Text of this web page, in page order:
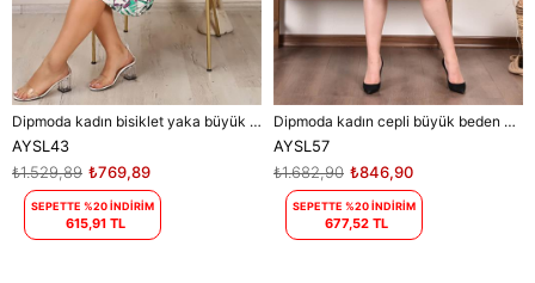
Dipmoda kadın bisiklet yaka büyük beden elbise DPAYSL43 - Mavi
AYSL43
₺769,89
₺1.529,89
SEPETTE %20 İNDİRİM
615,91 TL
Dipmoda kadın cepli büyük beden elbise DPAYSL57 - Mor
AYSL57
₺846,90
₺1.682,90
SEPETTE %20 İNDİRİM
677,52 TL